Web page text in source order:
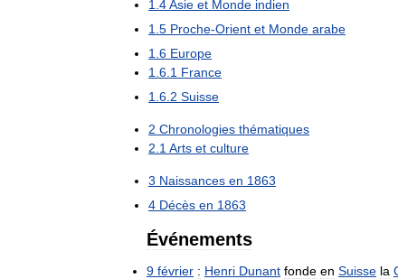
1 4Asie et Monde indien
1 5 Proche-Orient et Monde arabe
1 6 Europe
1 6 1 France
1 6 2 Suisse
2 Chronologies thématiques
2 1 Arts et culture
3 Naissances en 1863
4 Décès en 1863
Événements
9 février : Henri Dunant fonde en Suisse la